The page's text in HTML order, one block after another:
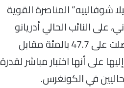
شوفالييه” المناصرة القوية
النائب الحالي أدريانو
إسبايات بفارق ضئيل للغاية في الدائرة الثالثة عشرة، حيث حصلت على 47.7 بالمئة مقابل
ينظر إليها على أنها اختبار مباشر لقدرة
في الكونغرس.